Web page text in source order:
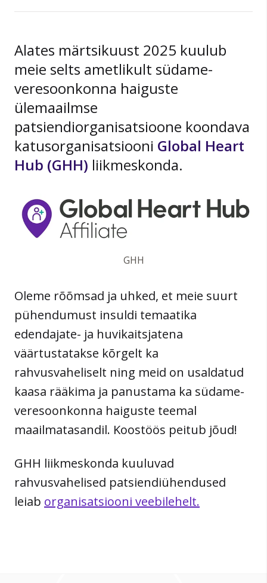
Alates märtsikuust 2025 kuulub
meie selts ametlikult südame-
veresoonkonna haiguste
ülemaailmse
patsiendiorganisatsioone koondava
katusorganisatsiooni Global Heart
Hub (GHH) liikmeskonda.
GHH
Oleme rõõmsad ja uhked, et meie suurt
pühendumust insuldi temaatika
edendajate- ja huvikaitsjatena
väärtustatakse kõrgelt ka
rahvusvaheliselt ning meid on usaldatud
kaasa rääkima ja panustama ka südame-
veresoonkonna haiguste teemal
maailmatasandil. Koostöös peitub jõud!
GHH liikmeskonda kuuluvad
rahvusvahelised patsiendiühendused
leiab organisatsiooni veebilehelt.